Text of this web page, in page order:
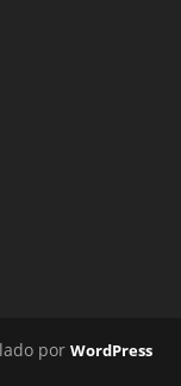
por WordPress